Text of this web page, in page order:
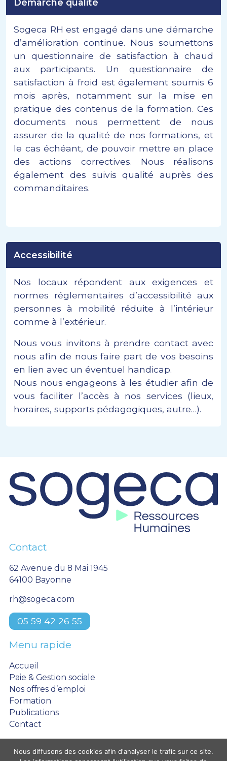
Démarche qualité
Sogeca RH est engagé dans une démarche
d’amélioration continue. Nous soumettons
un questionnaire de satisfaction à chaud
aux participants. Un questionnaire de
satisfaction à froid est également soumis 6
mois après, notamment sur la mise en
pratique des contenus de la formation. Ces
documents nous permettent de nous
assurer de la qualité de nos formations, et
le cas échéant, de pouvoir mettre en place
des actions correctives. Nous réalisons
également des suivis qualité auprès des
commanditaires.
Accessibilité
Nos locaux répondent aux exigences et
normes réglementaires d’accessibilité aux
personnes à mobilité réduite à l’intérieur
comme à l’extérieur.
Nous vous invitons à prendre contact avec
nous afin de nous faire part de vos besoins
en lien avec un éventuel handicap.
Nous nous engageons à les étudier afin de
vous faciliter l’accès à nos services (lieux,
horaires, supports pédagogiques, autre…).
Contact
62 Avenue du 8 Mai 1945
64100 Bayonne
rh@sogeca.com
05 59 42 26 55
Menu rapide
Accueil
Paie & Gestion sociale
Nos offres d’emploi
Formation
Publications
Contact
Nous diffusons des cookies afin d'analyser le trafic sur ce site.